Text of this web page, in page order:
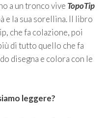
a un tronco vive TopoTip
e la sua sorellina. Il libro
che fa colazione, poi
di tutto quello che fa
disegna e colora con le
leggere?